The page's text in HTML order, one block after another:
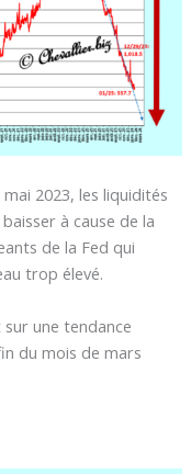
2023, les liquidités
à cause de la
de la Fed qui
trop élevé.
sur une tendance
du mois de mars